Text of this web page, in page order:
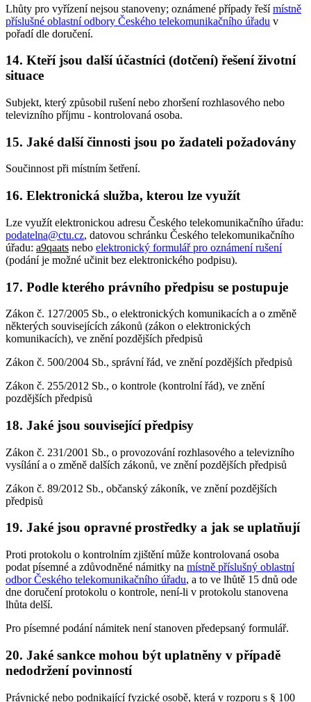
Lhůty pro vyřízení nejsou stanoveny; oznámené případy řešímístně
příslušné oblastní odbory Českého telekomunikačního úřadu v
pořadí dle doručení.
14. Kteří jsou další účastníci (dotčení) řešení životní
situace
Subjekt, který způsobil rušení nebo zhoršení rozhlasového nebo
televizního příjmu - kontrolovaná osoba.
15. Jaké další činnosti jsou po žadateli požadovány
Součinnost při místním šetření.
16. Elektronická služba, kterou lze využít
Lze využít elektronickou adresu Českého telekomunikačního úřadu:
podatelna@ctu.cz, datovou schránku Českého telekomunikačního
úřadu: a9qaats nebo elektronický formulář pro oznámení rušení
(podání je možné učinit bez elektronického podpisu).
17. Podle kterého právního předpisu se postupuje
Zákon č. 127/2005 Sb., o elektronických komunikacích a o změně
některých souvisejících zákonů (zákon o elektronických
komunikacích), ve znění pozdějších předpisů
Zákon č. 500/2004 Sb., správní řád, ve znění pozdějších předpisů
Zákon č. 255/2012 Sb., o kontrole (kontrolní řád), ve znění
pozdějších předpisů
18. Jaké jsou související předpisy
Zákon č. 231/2001 Sb., o provozování rozhlasového a televizního
vysílání a o změně dalších zákonů, ve znění pozdějších předpisů
Zákon č. 89/2012 Sb., občanský zákoník, ve znění pozdějších
předpisů
19. Jaké jsou opravné prostředky a jak se uplatňují
Proti protokolu o kontrolním zjištění může kontrolovaná osoba
podat písemné a zdůvodněné námitky na místně příslušný oblastní
odbor Českého telekomunikačního úřadu, a to ve lhůtě 15 dnů ode
dne doručení protokolu o kontrole, není-li v protokolu stanovena
lhůta delší.
Pro písemné podání námitek není stanoven předepsaný formulář.
20. Jaké sankce mohou být uplatněny v případě
nedodržení povinností
Právnické nebo podnikající fyzické osobě, která v rozporu s § 100